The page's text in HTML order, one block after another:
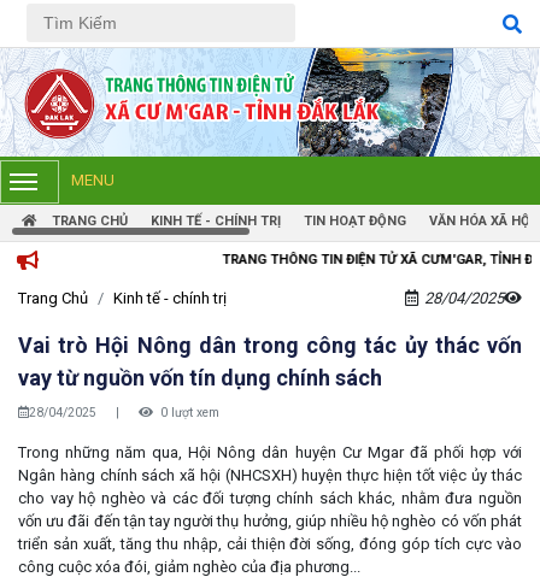
Tiếng Việt Tiếng Anh
MENU
TRANG CHỦ KINH TẾ - CHÍNH TRỊ TIN HOẠT ĐỘNG VĂN HÓA XÃ HỘI
TRANG THÔNG TIN ĐIỆN TỬ XÃ CƯM'GAR, TỈNH ĐẮK LẮK
Trang Chủ Kinh tế - chính trị 28/04/2025
Vai trò Hội Nông dân trong công tác ủy thác vốn
vay từ nguồn vốn tín dụng chính sách
28/04/2025 | 0 lượt xem
Trong những năm qua, Hội Nông dân huyện Cư Mgar đã phối hợp với
Ngân hàng chính sách xã hội (NHCSXH) huyện thực hiện tốt việc ủy thác
cho vay hộ nghèo và các đối tượng chính sách khác, nhằm đưa nguồn
vốn ưu đãi đến tận tay người thụ hưởng, giúp nhiều hộ nghèo có vốn phát
triển sản xuất, tăng thu nhập, cải thiện đời sống, đóng góp tích cực vào
công cuộc xóa đói, giảm nghèo của địa phương...